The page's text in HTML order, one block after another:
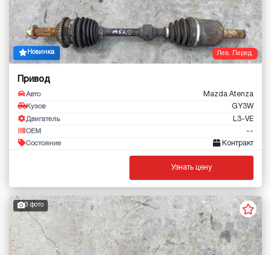
Лев. Перед.
Новинка
Привод
Авто Mazda Atenza
Кузов GY3W
Двигатель L3-VE
OEM --
Состояние Контракт
Узнать цену
3 фото